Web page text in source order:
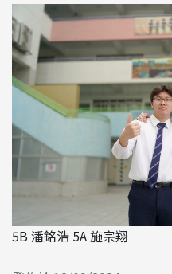
5B 潘銘浩 5A 施宗翔